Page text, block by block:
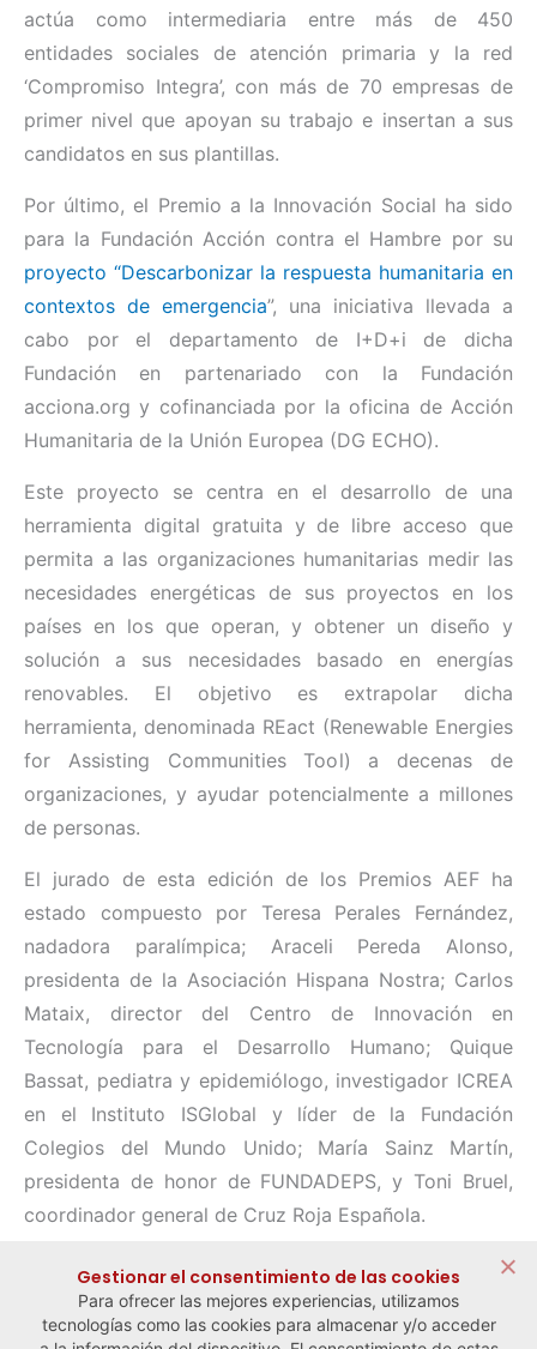
actúa como intermediaria entre más de 450
entidades sociales de atención primaria y la red
‘Compromiso Integra’, con más de 70 empresas de
primer nivel que apoyan su trabajo e insertan a sus
candidatos en sus plantillas.
Por último, el Premio a la Innovación Social ha sido
para la Fundación Acción contra el Hambre por su
proyecto “Descarbonizar la respuesta humanitaria en
contextos de emergencia”, una iniciativa llevada a
cabo por el departamento de I+D+i de dicha
Fundación en partenariado con la Fundación
acciona.org y cofinanciada por la oficina de Acción
Humanitaria de la Unión Europea (DG ECHO).
Este proyecto se centra en el desarrollo de una
herramienta digital gratuita y de libre acceso que
permita a las organizaciones humanitarias medir las
necesidades energéticas de sus proyectos en los
países en los que operan, y obtener un diseño y
solución a sus necesidades basado en energías
renovables. El objetivo es extrapolar dicha
herramienta, denominada REact (Renewable Energies
for Assisting Communities Tool) a decenas de
organizaciones, y ayudar potencialmente a millones
de personas.
El jurado de esta edición de los Premios AEF ha
estado compuesto por Teresa Perales Fernández,
nadadora paralímpica; Araceli Pereda Alonso,
presidenta de la Asociación Hispana Nostra; Carlos
Mataix, director del Centro de Innovación en
Tecnología para el Desarrollo Humano; Quique
Bassat, pediatra y epidemiólogo, investigador ICREA
en el Instituto ISGlobal y líder de la Fundación
Colegios del Mundo Unido; María Sainz Martín,
presidenta de honor de FUNDADEPS, y Toni Bruel,
coordinador general de Cruz Roja Española.
Gestionar el consentimiento de las cookies
Para ofrecer las mejores experiencias, utilizamos
tecnologías como las cookies para almacenar y/o acceder